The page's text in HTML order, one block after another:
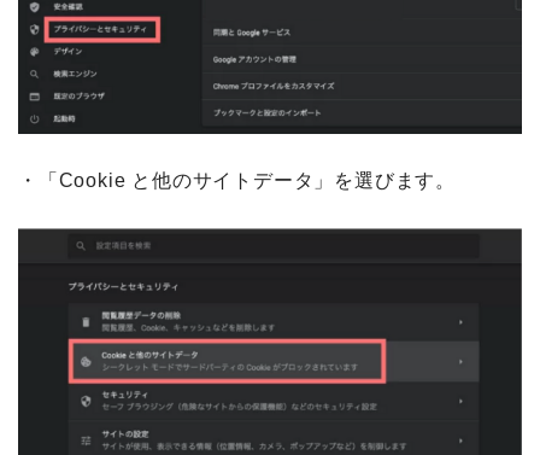
・「Cookie と他のサイトデータ」を選びます。